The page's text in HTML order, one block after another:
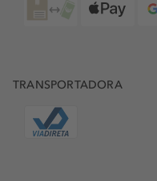
TRANSPORTADORA